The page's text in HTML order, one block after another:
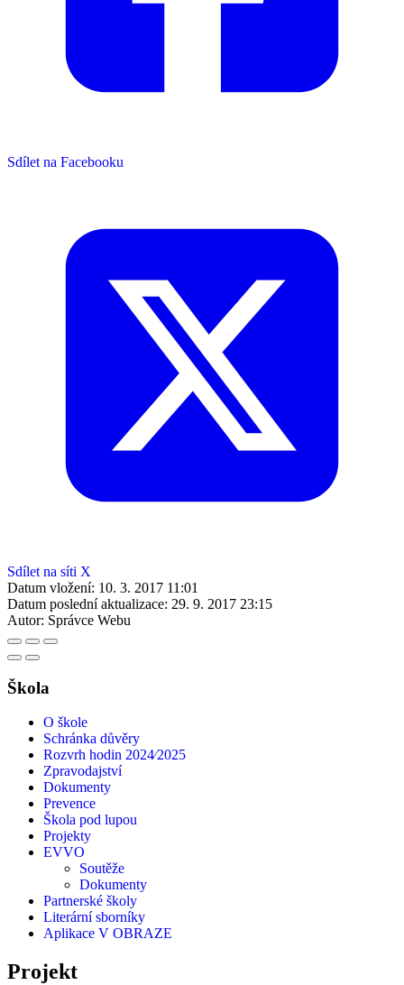
Sdílet na Facebooku
Sdílet na síti X
Datum vložení: 10. 3. 2017 11:01
Datum poslední aktualizace: 29. 9. 2017 23:15
Autor: Správce Webu
Škola
O škole
Schránka důvěry
Rozvrh hodin 2024⁄2025
Zpravodajství
Dokumenty
Prevence
Škola pod lupou
Projekty
EVVO
Soutěže
Dokumenty
Partnerské školy
Literární sborníky
Aplikace V OBRAZE
Projekt